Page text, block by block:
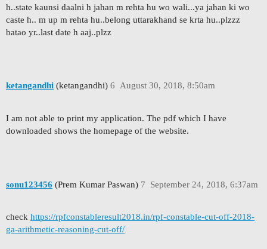
h..state kaunsi daalni h jahan m rehta hu wo wali...ya jahan ki wo
caste h.. m up m rehta hu..belong uttarakhand se krta hu..plzzz
batao yr..last date h aaj..plzz
ketangandhi (ketangandhi) August 30, 2018, 8:50am
6
I am not able to print my application. The pdf which I have
downloaded shows the homepage of the website.
sonu123456 (Prem Kumar Paswan) September 24, 2018, 6:37am
7
check https://rpfconstableresult2018.in/rpf-constable-cut-off-2018-
ga-arithmetic-reasoning-cut-off/